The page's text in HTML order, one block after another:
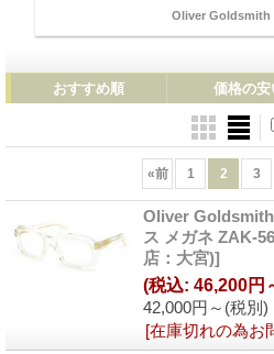
Oliver Goldsmith
おすすめ順 価格の安
«前 1 2 3
Oliver Goldsmith
ス メガネ ZAK-
店：大宮)]
42,000円～ (税別)
(税込: 46,200円
[在庫切れの為お